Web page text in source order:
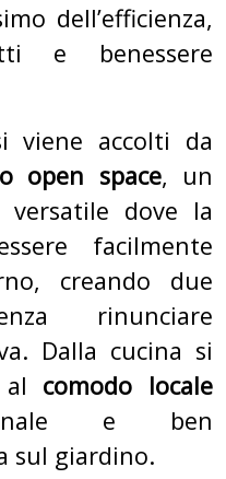
dell’efficienza,
e benessere
viene accolti da
open space, un
dove la
facilmente
creando due
rinunciare
Dalla cucina si
al comodo locale
e ben
sul giardino.